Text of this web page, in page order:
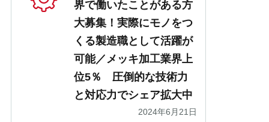
界で働いたことがある方
大募集！実際にモノをつ
くる製造職として活躍が
可能／メッキ加工業界上
位5％ 圧倒的な技術力
と対応力でシェア拡大中
2024年6月21日